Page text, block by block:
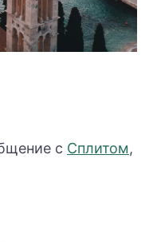
с Сплитом,